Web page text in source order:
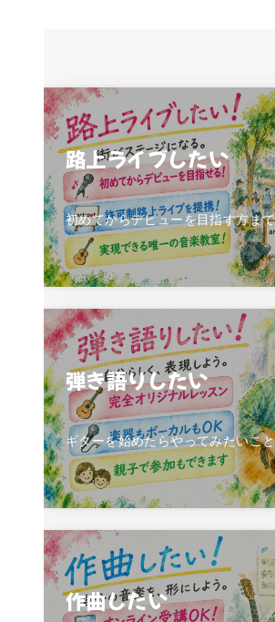
路上ライブしたい
初めてからデビューを目指す方まで
弾き語りしたい
ギターを始めたらやってみたいこ
作曲したい